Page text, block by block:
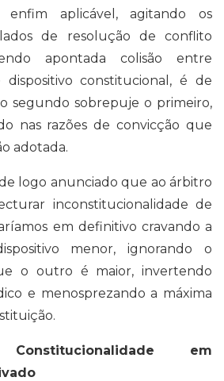
aplicável, agitando os
de resolução de conflito
apontada colisão entre
dispositivo constitucional, é de
segundo sobrepuje o primeiro,
nas razões de convicção que
adotada.
logo anunciado que ao árbitro
inconstitucionalidade de
em definitivo cravando a
menor, ignorando o
o outro é maior, invertendo
e menosprezando a máxima
em